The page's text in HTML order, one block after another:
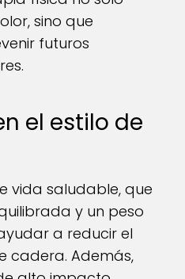
sino que
futuros
el estilo de
vida saludable, que
y un peso
a reducir el
cadera. Además,